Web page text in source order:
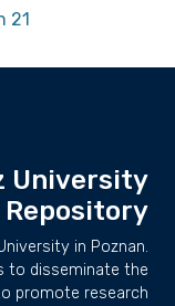
21
University
Repository
in Poznan.
to disseminate the
promote research